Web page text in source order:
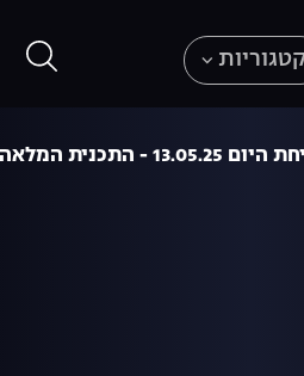
13.05.25 - התכנית המלאה